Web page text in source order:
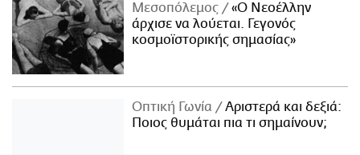
Μεσοπόλεμος
«Ο Νεοέλλην
άρχισε να λούεται. Γεγονός
κοσμοϊστορικής σημασίας»
Οπτική Γωνία
Αριστερά και δεξιά:
Ποιος θυμάται πια τι σημαίνουν;